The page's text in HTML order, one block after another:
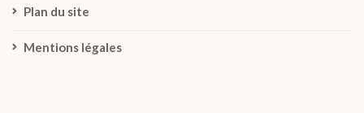
Plan du site
Mentions légales